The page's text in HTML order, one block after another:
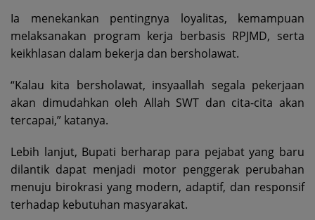
Ia menekankan pentingnya loyalitas, kemampuan
melaksanakan program kerja berbasis RPJMD, serta
keikhlasan dalam bekerja dan bersholawat.
“Kalau kita bersholawat, insyaallah segala pekerjaan
akan dimudahkan oleh Allah SWT dan cita-cita akan
tercapai,” katanya.
Lebih lanjut, Bupati berharap para pejabat yang baru
dilantik dapat menjadi motor penggerak perubahan
menuju birokrasi yang modern, adaptif, dan responsif
terhadap kebutuhan masyarakat.